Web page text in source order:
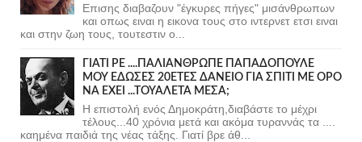
Επισης διαβαζουν "έγκυρες πήγες" μισάνθρωπων
και οπως ειναι η εικονα τους στο ιντερνετ ετσι ειναι
και στην ζωη τους, τουτεστιν ο...
ΓΙΑΤΙ ΡΕ ....ΠΑΛΙΑΝΘΡΩΠΕ ΠΑΠΑΔΟΠΟΥΛΕ
ΜΟΥ ΕΔΩΣΕΣ 20ΕΤΕΣ ΔΑΝΕΙΟ ΓΙΑ ΣΠΙΤΙ ΜΕ ΟΡΟ
ΝΑ ΕΧΕΙ ...ΤΟΥΑΛΕΤΑ ΜΕΣΑ;
Η επιστολή ενός Δημοκράτη,διαβάστε το μέχρι
τέλους...40 χρόνια μετά και ακόμα τυραννάς τα ....
καημένα παιδιά της νέας τάξης. Γιατί βρε άθ...